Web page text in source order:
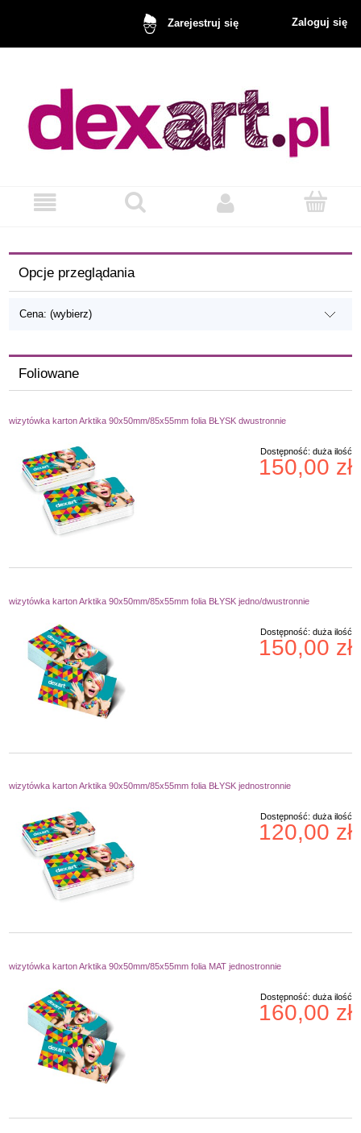
Zarejestruj się Zaloguj się
Opcje przeglądania
Cena: (wybierz)
Foliowane
wizytówka karton Arktika 90x50mm/85x55mm folia BŁYSK dwustronnie
Dostępność: duża ilość
150,00 zł
wizytówka karton Arktika 90x50mm/85x55mm folia BŁYSK jedno/dwustronnie
Dostępność: duża ilość
150,00 zł
wizytówka karton Arktika 90x50mm/85x55mm folia BŁYSK jednostronnie
Dostępność: duża ilość
120,00 zł
wizytówka karton Arktika 90x50mm/85x55mm folia MAT jednostronnie
Dostępność: duża ilość
160,00 zł